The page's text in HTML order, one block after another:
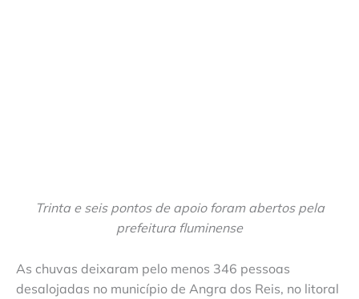
Trinta e seis pontos de apoio foram abertos pela
prefeitura fluminense
As chuvas deixaram pelo menos 346 pessoas
desalojadas no município de Angra dos Reis, no litoral